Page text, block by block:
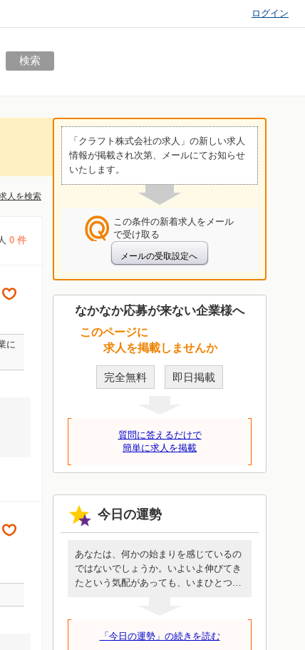
ログイン
人を検索
0 件
に
「クラフト株式会社の求人」の新しい求人
情報が掲載され次第、メールにてお知らせ
いたします。
この条件の新着求人をメール
で受け取る
なかなか応募が来ない企業様へ
このページに
求人を掲載しませんか
完全無料 即日掲載
質問に答えるだけで
簡単に求人を掲載
今日の運勢
あなたは、何かの始まりを感じているの
ではないでしょうか。いよいよ伸びてき
たという気配があっても、いまひとつ乗
を整えながら伸び続けるので、諦めさえ
「今日の運勢」の続きを読む